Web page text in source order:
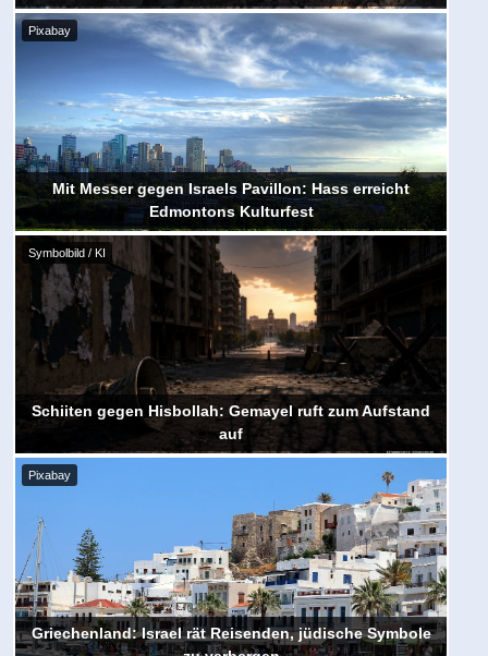
Pixabay
Mit Messer gegen Israels Pavillon: Hass erreicht
Edmontons Kulturfest
Symbolbild / KI
Schiiten gegen Hisbollah: Gemayel ruft zum Aufstand
auf
Pixabay
Griechenland: Israel rät Reisenden, jüdische Symbole